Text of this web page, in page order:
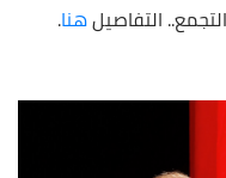
التفاصيلهنا.